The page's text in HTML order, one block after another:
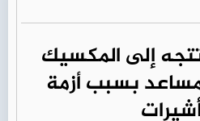
إلى المكسيك
بسبب أزمة